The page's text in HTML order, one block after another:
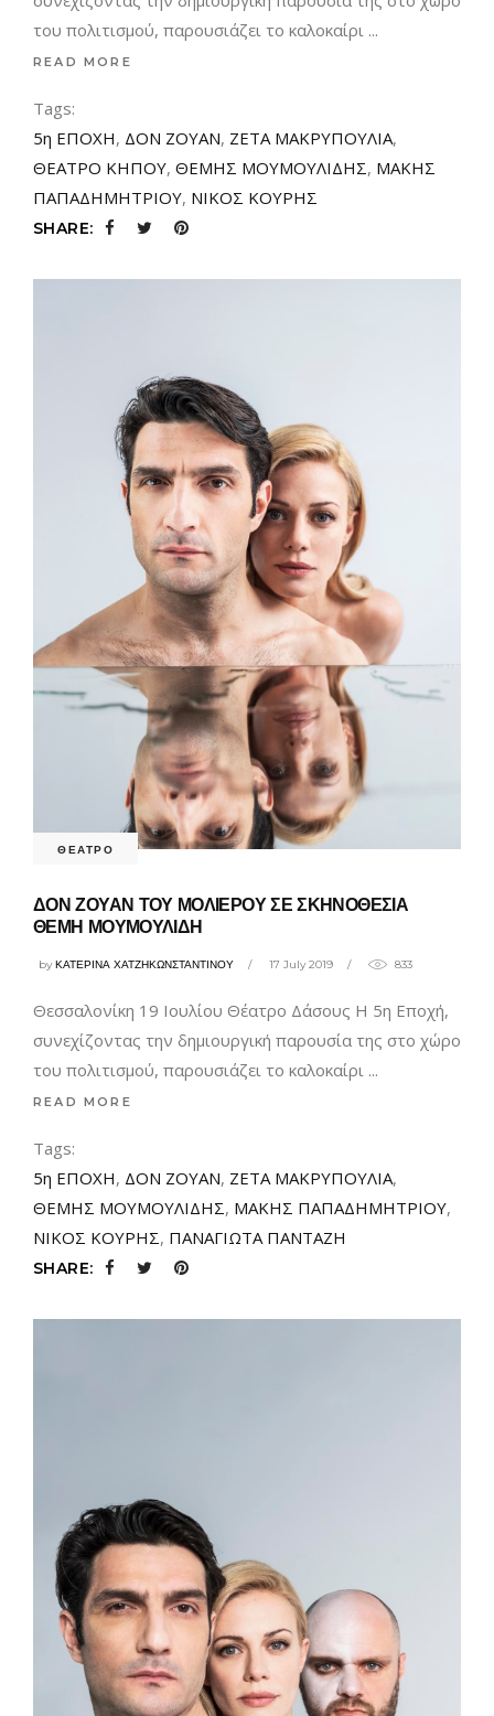
του πολιτισμού, παρουσιάζει το καλοκαίρι
READ MORE
Tags:
5η ΕΠΟΧΗ, ΔΟΝ ΖΟΥΑΝ, ΖΕΤΑ ΜΑΚΡΥΠΟΥΛΙΑ,
ΘΕΑΤΡΟ ΚΗΠΟΥ, ΘΕΜΗΣ ΜΟΥΜΟΥΛΙΔΗΣ, ΜΑΚΗΣ
ΠΑΠΑΔΗΜΗΤΡΙΟΥ, ΝΙΚΟΣ ΚΟΥΡΗΣ
SHARE:
ΘΕΑΤΡΟ
ΔΟΝ ΖΟΥΑΝ ΤΟΥ ΜΟΛΙΕΡΟΥ ΣΕ ΣΚΗΝΟΘΕΣΙΑ
ΘΕΜΗ ΜΟΥΜΟΥΛΙΔΗ
byΚΑΤΕΡΙΝΑ ΧΑΤΖΗΚΩΝΣΤΑΝΤΙΝΟΥ 17 July 2019 833
Θεσσαλονίκη 19 Ιουλίου Θέατρο Δάσους Η 5η Εποχή,
συνεχίζοντας την δημιουργική παρουσία της στο χώρο
του πολιτισμού, παρουσιάζει το καλοκαίρι
READ MORE
Tags:
5η ΕΠΟΧΗ, ΔΟΝ ΖΟΥΑΝ, ΖΕΤΑ ΜΑΚΡΥΠΟΥΛΙΑ,
ΘΕΜΗΣ ΜΟΥΜΟΥΛΙΔΗΣ, ΜΑΚΗΣ ΠΑΠΑΔΗΜΗΤΡΙΟΥ,
ΝΙΚΟΣ ΚΟΥΡΗΣ, ΠΑΝΑΓΙΩΤΑ ΠΑΝΤΑΖΗ
SHARE: